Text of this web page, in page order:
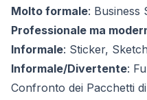
Molto formale: Business
Professionale ma
Informale: Sticker, Sketch
Informale/Divertente:
Confronto dei Pacchetti